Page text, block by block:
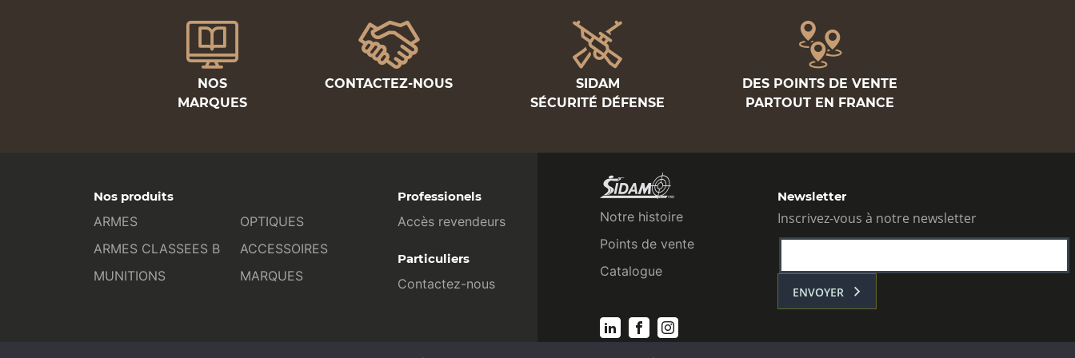
NOS
MARQUES
CONTACTEZ-NOUS
SIDAM
SÉCURITÉ DÉFENSE
DES POINTS DE VENTE
PARTOUT EN FRANCE
Nos produits
ARMES
ARMES CLASSEES B
MUNITIONS
OPTIQUES
ACCESSOIRES
MARQUES
Professionels
Accès revendeurs
Particuliers
Contactez-nous
Notre histoire
Points de vente
Catalogue
Newsletter
Inscrivez-vous à notre newsletter
ENVOYER